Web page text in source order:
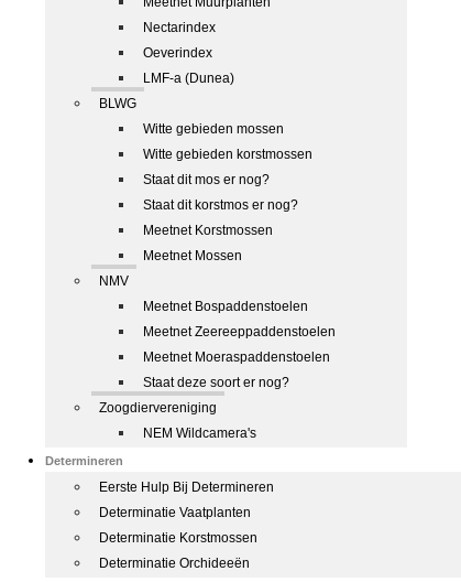
Nectarindex
Oeverindex
LMF-a (Dunea)
BLWG
Witte gebieden mossen
Witte gebieden korstmossen
Staat dit mos er nog?
Staat dit korstmos er nog?
Meetnet Korstmossen
Meetnet Mossen
NMV
Meetnet Bospaddenstoelen
Meetnet Zeereeppaddenstoelen
Meetnet Moeraspaddenstoelen
Staat deze soort er nog?
Zoogdiervereniging
NEM Wildcamera's
Determineren
Eerste Hulp Bij Determineren
Determinatie Vaatplanten
Determinatie Korstmossen
Determinatie Orchideeën